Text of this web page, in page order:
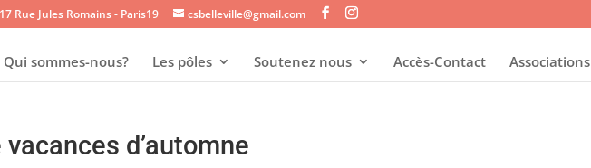
Rue Jules Romains - Paris19 csbelleville@gmail.com
Qui sommes-nous? Les pôles Soutenez nous Accès-Contact Associations
d’automne